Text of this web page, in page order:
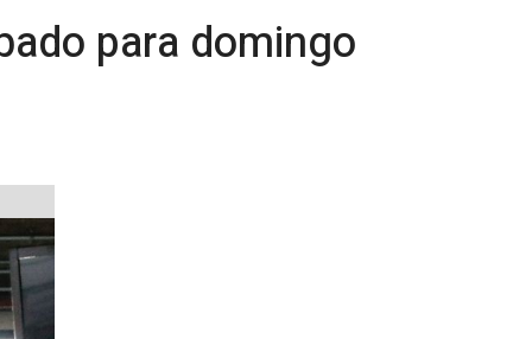
para domingo